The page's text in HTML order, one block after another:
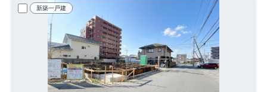
新築一戸建